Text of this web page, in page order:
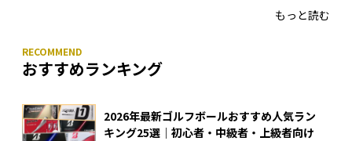
もっと読む
おすすめランキング
2026年最新ゴルフボールおすすめ人気ラン
キング25選｜初心者・中級者・上級者向け